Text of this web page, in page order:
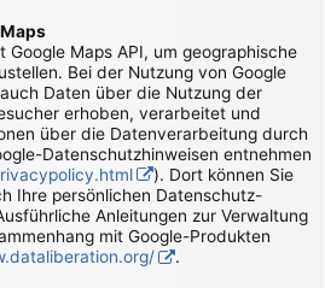
Google Maps API, um geographische
Bei der Nutzung von Google
Daten über die Nutzung der
erhoben, verarbeitet und
über die Datenverarbeitung durch
Datenschutzhinweisen entnehmen
). Dort können Sie
Ihre persönlichen Datenschutz-
Anleitungen zur Verwaltung
mit Google-Produkten
.